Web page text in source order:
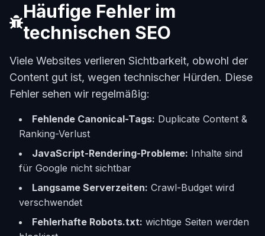
Häufige Fehler im
technischen SEO
Viele Websites verlieren Sichtbarkeit, obwohl der
Content gut ist, wegen technischer Hürden. Diese
Fehler sehen wir regelmäßig:
Fehlende Canonical-Tags: Duplicate Content &
Ranking-Verlust
JavaScript-Rendering-Probleme: Inhalte sind
für Google nicht sichtbar
Langsame Serverzeiten: Crawl-Budget wird
verschwendet
Fehlerhafte Robots.txt: wichtige Seiten werden